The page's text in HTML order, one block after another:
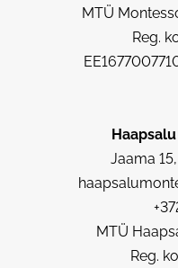
MTÜ
Reg.
Jaama
MTÜ
Reg.